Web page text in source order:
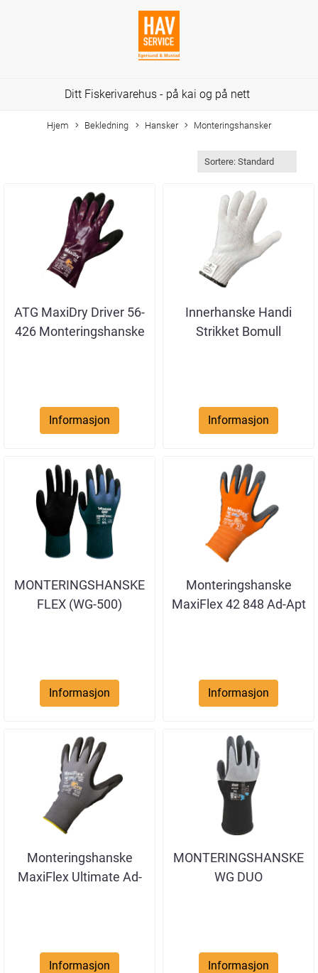
Ditt Fiskerivarehus - på kai og på nett
Hjem Bekledning Hansker Monteringshansker
ATG MaxiDry Driver 56-
426 Monteringshanske
Informasjon
Innerhanske Handi
Strikket Bomull
Informasjon
MONTERINGSHANSKE
FLEX (WG-500)
Informasjon
Monteringshanske
MaxiFlex 42 848 Ad-Apt
Informasjon
Monteringshanske
MaxiFlex Ultimate Ad-
Informasjon
MONTERINGSHANSKE
WG DUO
Informasjon